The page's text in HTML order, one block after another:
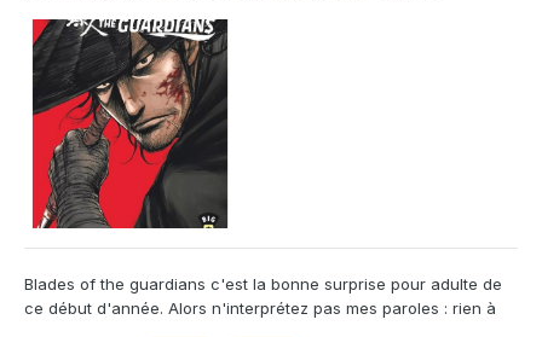
Blades of the guardians c'est la bonne surprise pour adulte de
ce début d'année. Alors n'interprétez pas mes paroles : rien à